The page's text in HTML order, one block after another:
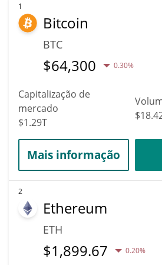
1
Bitcoin
BTC
$64,300 0.30%
Capitalização de
mercado
$1.29T
Mais informação
2
Ethereum
ETH
$1,899.67 0.20%